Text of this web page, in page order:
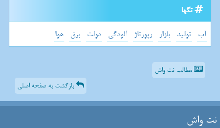
تگها
آب تولید بازار رپورتاژ آلودگی دولت برق هوا
مطالب نت واش
بازگشت به صفحه اصلی
نت واش